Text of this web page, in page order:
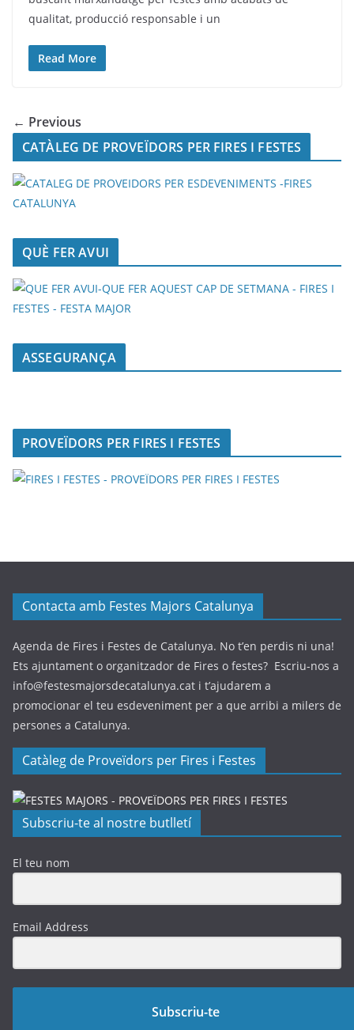
qualitat, producció responsable i un
Read More
← Previous
CATÀLEG DE PROVEÏDORS PER FIRES I FESTES
QUÈ FER AVUI
ASSEGURANÇA
PROVEÏDORS PER FIRES I FESTES
Contacta amb Festes Majors Catalunya
Agenda de Fires i Festes de Catalunya. No t’en perdis ni una!
Ets ajuntament o organitzador de Fires o festes? Escriu-nos a
info@festesmajorsdecatalunya.cat i t’ajudarem a
promocionar el teu esdeveniment per a que arribi a milers de
persones a Catalunya.
Catàleg de Proveïdors per Fires i Festes
Subscriu-te al nostre butlletí
El teu nom
Email Address
Subscriu-te